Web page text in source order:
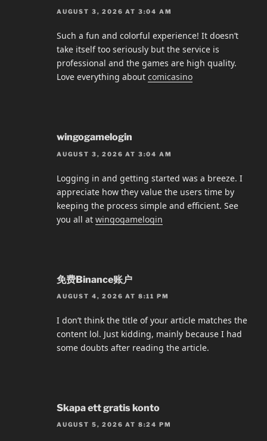
AUGUST 3, 2026 AT 3:04 AM
Such a fun and colorful experience! It doesn’t
take itself too seriously but the service is
professional and the games are high quality.
Love everything about comicasino
wingogamelogin
AUGUST 3, 2026 AT 3:04 AM
Logging in and getting started was a breeze. I
appreciate how they value the users time by
keeping the process simple and efficient. See
you all at wingogamelogin
免费Binance账户
AUGUST 4, 2026 AT 8:11 PM
I don’t think the title of your article matches the
content lol. Just kidding, mainly because I had
some doubts after reading the article.
Skapa ett gratis konto
AUGUST 5, 2026 AT 8:24 PM